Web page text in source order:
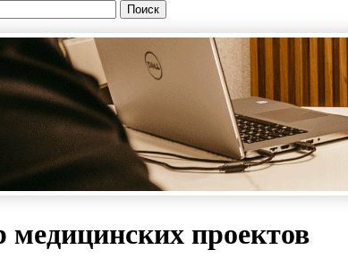
Поиск
медицинских проектов